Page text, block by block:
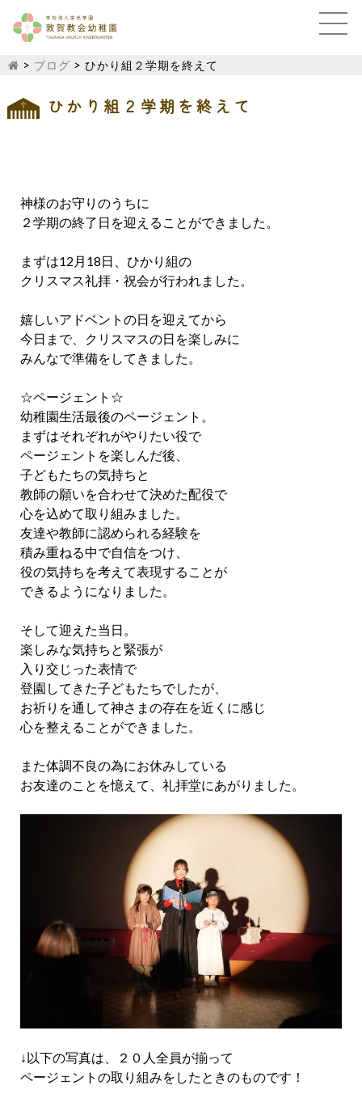
> ブログ > ひかり組２学期を終えて
ひかり組２学期を終えて
神様のお守りのうちに
２学期の終了日を迎えることができました。
まずは12月18日、ひかり組の
クリスマス礼拝・祝会が行われました。
嬉しいアドベントの日を迎えてから
今日まで、クリスマスの日を楽しみに
みんなで準備をしてきました。
☆ページェント☆
幼稚園生活最後のページェント。
まずはそれぞれがやりたい役で
ページェントを楽しんだ後、
子どもたちの気持ちと
教師の願いを合わせて決めた配役で
心を込めて取り組みました。
友達や教師に認められる経験を
積み重ねる中で自信をつけ、
役の気持ちを考えて表現することが
できるようになりました。
そして迎えた当日。
楽しみな気持ちと緊張が
入り交じった表情で
登園してきた子どもたちでしたが、
お祈りを通して神さまの存在を近くに感じ
心を整えることができました。
また体調不良の為にお休みしている
お友達のことを憶えて、礼拝堂にあがりました。
↓以下の写真は、２０人全員が揃って
ページェントの取り組みをしたときのものです！